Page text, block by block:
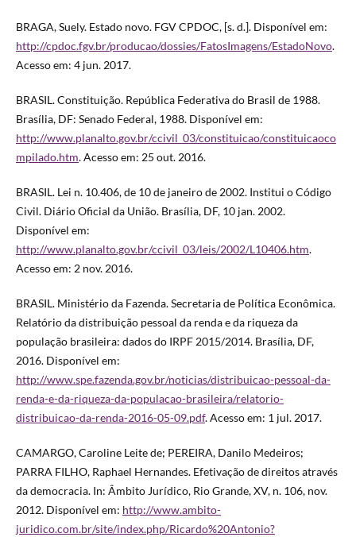
BRAGA, Suely. Estado novo. FGV CPDOC, [s. d.]. Disponível em:
http://cpdoc.fgv.br/producao/dossies/FatosImagens/EstadoNovo.
Acesso em: 4 jun. 2017.
BRASIL. Constituição. República Federativa do Brasil de 1988.
Brasília, DF: Senado Federal, 1988. Disponível em:
http://www.planalto.gov.br/ccivil_03/constituicao/constituicaoco
mpilado.htm. Acesso em: 25 out. 2016.
BRASIL. Lei n. 10.406, de 10 de janeiro de 2002. Institui o Código
Civil. Diário Oficial da União. Brasília, DF, 10 jan. 2002.
Disponível em:
http://www.planalto.gov.br/ccivil_03/leis/2002/L10406.htm.
Acesso em: 2 nov. 2016.
BRASIL. Ministério da Fazenda. Secretaria de Política Econômica.
Relatório da distribuição pessoal da renda e da riqueza da
população brasileira: dados do IRPF 2015/2014. Brasília, DF,
2016. Disponível em:
http://www.spe.fazenda.gov.br/noticias/distribuicao-pessoal-da-
renda-e-da-riqueza-da-populacao-brasileira/relatorio-
distribuicao-da-renda-2016-05-09.pdf. Acesso em: 1 jul. 2017.
CAMARGO, Caroline Leite de; PEREIRA, Danilo Medeiros;
PARRA FILHO, Raphael Hernandes. Efetivação de direitos através
da democracia. In: Âmbito Jurídico, Rio Grande, XV, n. 106, nov.
2012. Disponível em: http://www.ambito-
juridico.com.br/site/index.php/Ricardo%20Antonio?